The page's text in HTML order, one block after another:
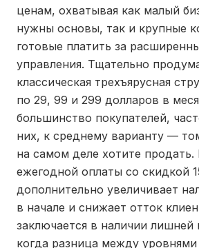
ценам, охватывая как малый
нужны основы, так и крупные
готовые платить за
управления. Тщательно
классическая трехъярусная
по 29, 99 и 299 долларов в
большинство покупателей,
них, к среднему варианту —
на самом деле хотите
ежегодной оплаты со скидкой
дополнительно увеличивает
в начале и снижает отток
заключается в наличии
когда разница между уровнями